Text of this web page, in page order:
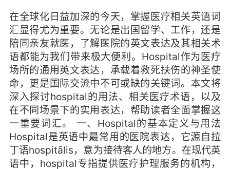
在全球化日益加深的今天，掌握医疗相关英语词
汇显得尤为重要。无论是出国留学、工作，还是
陪同亲友就医，了解医院的英文表达及其相关术
语都能为我们带来极大便利。Hospital作为医疗
场所的通用英文表达，承载着救死扶伤的神圣使
命，更是国际交流中不可或缺的关键词。本文将
深入探讨hospital的用法、相关医疗术语，以及
在不同场景下的实用表达，帮助读者全面掌握这
一重要词汇。 一、Hospital的基本定义与用法
Hospital是英语中最常用的医院表达，它源自拉
丁语hospitālis，意为接待客人的地方。在现代英
语中，hospital专指提供医疗护理服务的机构，